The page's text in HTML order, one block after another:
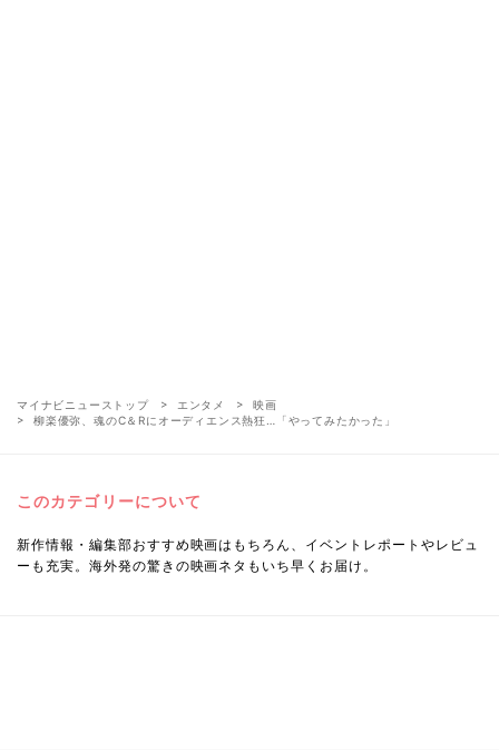
マイナビニューストップ エンタメ
映画
柳楽優弥、魂のC＆Rにオーディエンス熱狂…「やってみたかった」
このカテゴリーについて
新作情報・編集部おすすめ映画はもちろん、イベントレポートやレビュ
ーも充実。海外発の驚きの映画ネタもいち早くお届け。